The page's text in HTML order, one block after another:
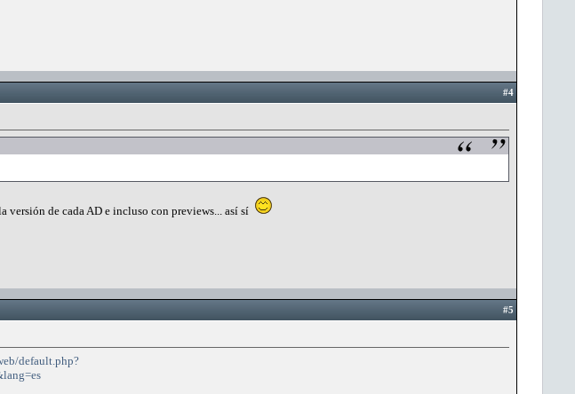
#4
de cada AD e incluso con previews... así sí
#5
default.php?